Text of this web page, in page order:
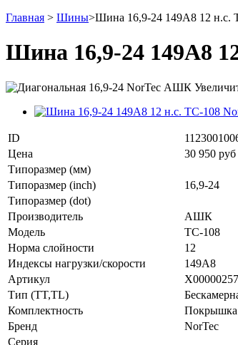
Главная > Шины>Шина 16,9-24 149A8 12 н.с.
Шина 16,9-24 149A8
ID
Цена
30 950 руб
Типоразмер (мм)
Типоразмер (inch)
16,9-24
Типоразмер (dot)
Производитель
АШК
Модель
TC-108
Норма слойности
12
Индексы нагрузки/скорости
149A8
Артикул
Тип (TT,TL)
Комплектность
Покрышка
Бренд
NorTec
Серия